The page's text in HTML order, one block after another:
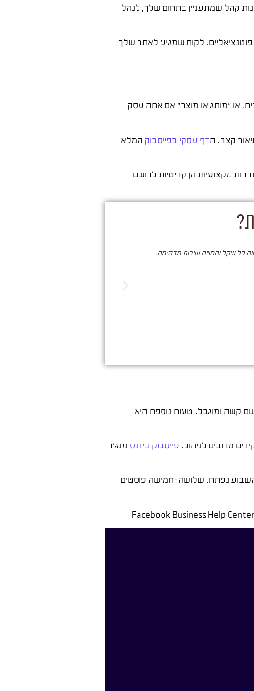
קהל שמתעניין בתחום שלך, לנהל
פוטנציאליים. לקוח שמגיע לאתר שלך
או "מותג או מוצר" אם אתה עסק
קצר. הדף עסקי בפייסבוק המלא
פיקסל). תמונות איכותיות שמשדרות מקצועיות הן קריטיות לרושם
כל שקל והחוויה שירות מדהימה.
קשה ומוגבל. טעות נוספת היא
מרובים לניהול. פייסבוק ביזנס מנג'ר
עם 0 פוסטים נראה נטוש גם אם אמצע השבוע נפתח. שלושה-חמישה פוסטים